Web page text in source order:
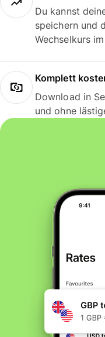
Du kannst
speichern und
Wechselkurs
Komplett
Download in
und ohne